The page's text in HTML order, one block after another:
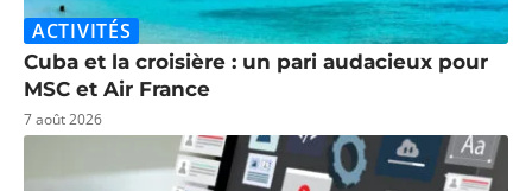
ACTIVITÉS
Cuba et la croisière : un pari audacieux pour
MSC et Air France
7 août 2026